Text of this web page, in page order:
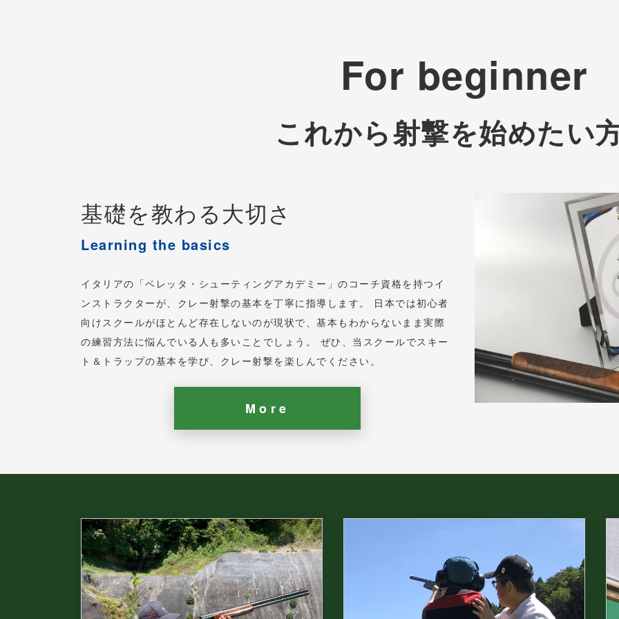
For beginner
これから射撃を始めたい
基礎を教わる大切さ
Learning the basics
イタリアの「ベレッタ・シューティングアカデミー」のコーチ資格を持つイ
ンストラクターが、クレー射撃の基本を丁寧に指導します。 日本では初心者
向けスクールがほとんど存在しないのが現状で、基本もわからないまま実際
の練習方法に悩んでいる人も多いことでしょう。 ぜひ、当スクールでスキー
ト＆トラップの基本を学び、クレー射撃を楽しんでください。
More